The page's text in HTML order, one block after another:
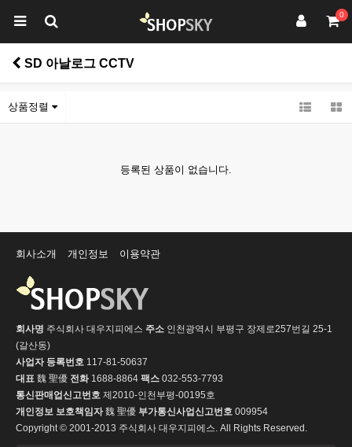
0
SD 아날로그 CCTV
상품정렬
등록된 상품이 없습니다.
회사소개 개인정보 이용약관
회사명 주식회사 대우지피에스 주소 인천광역시 부평구 장제로257번길 25-1
(갈산동)
사업자 등록번호 117-81-50637
대표 魏 聖優 전화1688-8864 팩스 032-553-7793
통신판매업신고번호 제2010-인천부평-00195호
개인정보 보호책임자魏 聖優 부가통신사업신고번호 009954
Copyright © 2001-2013 주식회사 대우지피에스. All Rights Reserved.